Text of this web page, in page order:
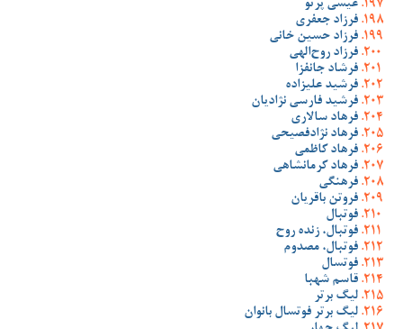
عیسی پرتو
فرزاد جعفری
فرزاد حسین خانی
فرزاد روح‌الهی
فرشاد جانفزا
فرشید علیزاده
فرشید فارسی نژادیان
فرهاد سالاری
فرهاد نژادفصیحی
فرهاد کاظمی
فرهاد کرمانشاهی
فرهنگی
فروتن باقریان
فوتبال
فوتبال، زنده روح
فوتبال، مصدوم
فوتسال
قاسم شهبا
لیگ برتر
لیگ برتر فوتسال بانوان